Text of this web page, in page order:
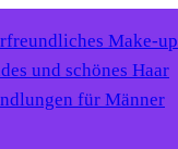
Make-up
und schönes Haar
für Männer